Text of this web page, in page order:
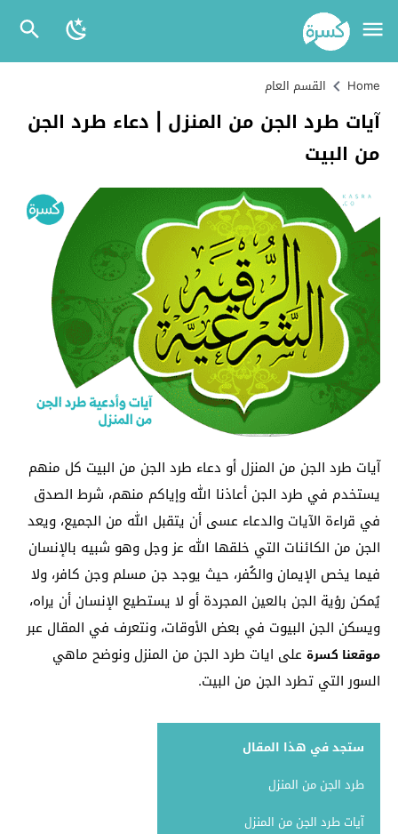
Home القسم العام
آيات طرد الجن من المنزل | دعاء طرد الجن
من البيت
آيات طرد الجن من المنزل أو دعاء طرد الجن من البيت كل منهم
يستخدم في طرد الجن أعاذنا الله وإياكم منهم، شرط الصدق
في قراءة الآيات والدعاء عسى أن يتقبل الله من الجميع، ويعد
الجن من الكائنات التي خلقها الله عز وجل وهو شبيه بالإنسان
فيما يخص الإيمان والكُفر، حيث يوجد جن مسلم وجن كافر، ولا
يُمكن رؤية الجن بالعين المجردة أو لا يستطيع الإنسان أن يراه،
ويسكن الجن البيوت في بعض الأوقات، ونتعرف في المقال عبر
موقعنا كسرة على ايات طرد الجن من المنزل ونوضح ماهي
السور التي تطرد الجن من البيت.
ستجد في هذا المقال
طرد الجن من المنزل
آيات طرد الجن من المنزل